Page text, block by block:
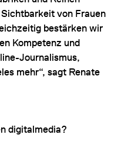
von Frauen
bestärken wir
Kompetenz und
Journalismus,
mehr“, sagt Renate
digitalmedia?